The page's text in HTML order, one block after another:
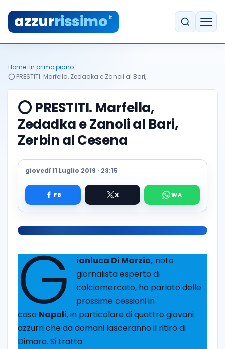
azzurrissimo.it
Home In primo piano
⭕️ PRESTITI. Marfella, Zedadka e Zanoli al Bari,…
⭕️ PRESTITI. Marfella,
Zedadka e Zanoli al Bari,
Zerbin al Cesena
giovedì 11 Luglio 2019 · 23:15
G ianluca Di Marzio, noto
giornalista esperto di
calciomercato, ha parlato delle
prossime cessioni in
casa Napoli, in particolare di quattro giovani
azzurri che da domani lasceranno il ritiro di
Dimaro. Si tratta